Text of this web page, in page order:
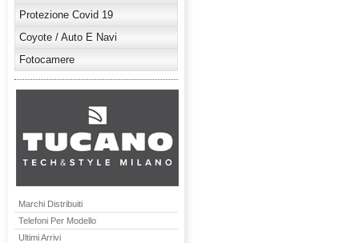
Protezione Covid 19
Coyote / Auto E Navi
Fotocamere
Marchi Distribuiti
Telefoni Per Modello
Ultimi Arrivi